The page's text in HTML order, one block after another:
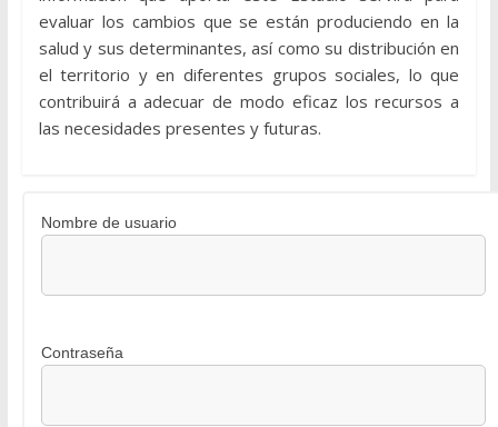
evaluar los cambios que se están produciendo en la
salud y sus determinantes, así como su distribución en
el territorio y en diferentes grupos sociales, lo que
contribuirá a adecuar de modo eficaz los recursos a
las necesidades presentes y futuras.
Nombre de usuario
Contraseña